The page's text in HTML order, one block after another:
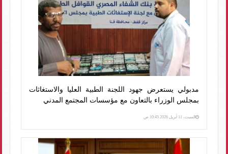
مدبولي يستعرض جهود اللجنة الطبية العليا والاستغاثات
بمجلس الوزراء بالتعاون مع مؤسسات المجتمع المدني
السبت، 11 أبريل 2026 10:45 ص